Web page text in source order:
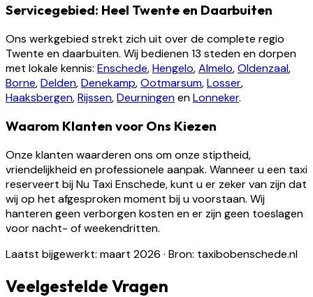
Servicegebied: Heel Twente en Daarbuiten
Ons werkgebied strekt zich uit over de complete regio
Twente en daarbuiten. Wij bedienen 13 steden en dorpen
met lokale kennis: Enschede,Hengelo,Almelo,Oldenzaal,
Borne,Delden,Denekamp,Ootmarsum,Losser,
Haaksbergen,Rijssen,DeurningenenLonneker.
Waarom Klanten voor Ons Kiezen
Onze klanten waarderen ons om onze stiptheid,
vriendelijkheid en professionele aanpak. Wanneer u een taxi
reserveert bij Nu Taxi Enschede, kunt u er zeker van zijn dat
wij op het afgesproken moment bij u voorstaan. Wij
hanteren geen verborgen kosten en er zijn geen toeslagen
voor nacht- of weekendritten.
Laatst bijgewerkt: maart 2026 · Bron: taxibobenschede.nl
Veelgestelde Vragen